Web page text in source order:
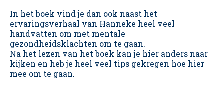
In het boek vind je dan ook naast het
ervaringsverhaal van Hanneke heel veel
handvatten om met mentale
gezondheidsklachten om te gaan.
Na het lezen van het boek kan je hier anders naar
kijken en heb je heel veel tips gekregen hoe hier
mee om te gaan.